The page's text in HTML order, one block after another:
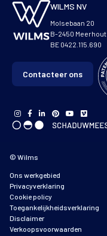
WILMS NV
Molsebaan 20
B-2450 Meerhout
BE 0422.115.690
Contacteer ons
© Wilms
Ons werkgebied
Privacyverklaring
Cookie policy
Toegankelijkheidsverklaring
Disclaimer
Verkoopsvoorwaarden